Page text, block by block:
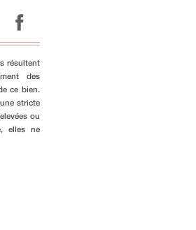
résultent
des
ce bien.
stricte
ou
elles ne